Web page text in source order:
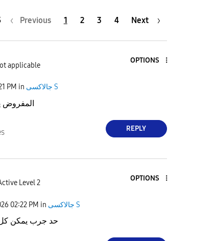
Previous 1 2 3 4 Next
applicable
OPTIONS
PM in جالاكسى S
المفروض
REPLY
Level 2
OPTIONS
02:22 PM in جالاكسى S
حد جرب يمكن كل